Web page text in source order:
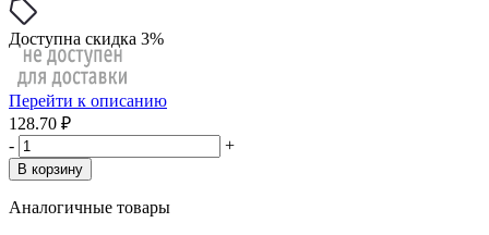
Доступна скидка 3%
Перейти к описанию
128.70 ₽
-
+
В корзину
Аналогичные товары